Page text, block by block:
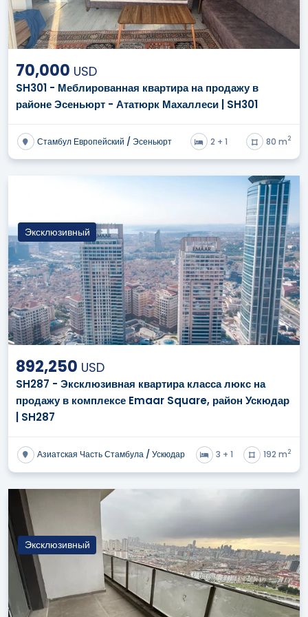
Как изменились цены на квартиры в Стамбуле
за последний год? ?
Я хочу частный бассейн и вид на море,
включают ли их люксовые виллы вторичного
рынка в Стамбуле? ?
70,000 USD
SH301 - Меблированная квартира на продажу в
районе Эсеньюрт - Ататюрк Махаллеси | SH301
Стамбул Европейский / Эсеньюрт 2 + 1 80 m2
Эксклюзивный
892,250 USD
SH287 - Эксклюзивная квартира класса люкс на
продажу в комплексе Emaar Square, район Ускюдар
| SH287
Азиатская Часть Стамбула / Ускюдар 3 + 1 192 m2
Эксклюзивный